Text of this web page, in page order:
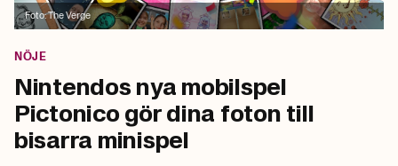
Foto:The Verge
NÖJE
Nintendos nya mobilspel
Pictonico gör dina foton till
bisarra minispel